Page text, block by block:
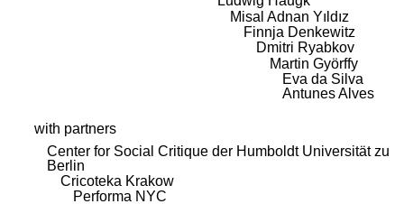
Misal Adnan Yıldız
Finnja Denkewitz
Dmitri Ryabkov
Martin Györffy
Eva da Silva
Antunes Alves
with partners
Center for Social Critique der Humboldt Universität zu
Berlin
Cricoteka Krakow
Performa NYC